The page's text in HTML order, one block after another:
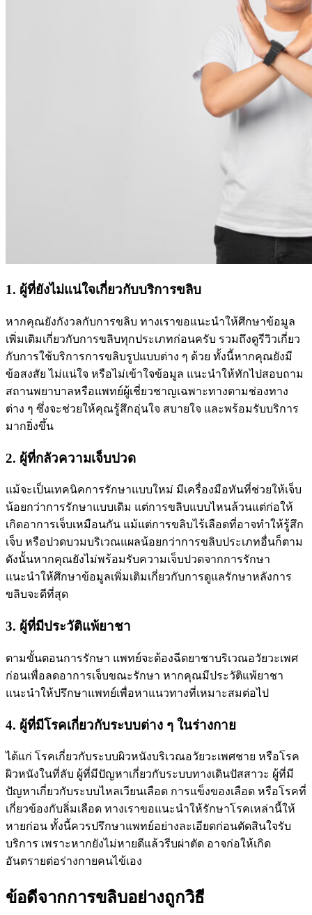
1. ผู้ที่ยังไม่แน่ใจเกี่ยวกับบริการขลิบ
หากคุณยังกังวลกับการขลิบ ทางเราขอแนะนำให้ศึกษาข้อมูล
เพิ่มเติมเกี่ยวกับการขลิบทุกประเภทก่อนครับ รวมถึงดูรีวิวเกี่ยว
กับการใช้บริการการขลิบรูปแบบต่าง ๆ ด้วย ทั้งนี้หากคุณยังมี
ข้อสงสัย ไม่แน่ใจ หรือไม่เข้าใจข้อมูล แนะนำให้ทักไปสอบถาม
สถานพยาบาลหรือแพทย์ผู้เชี่ยวชาญเฉพาะทางตามช่องทาง
ต่าง ๆ ซึ่งจะช่วยให้คุณรู้สึกอุ่นใจ สบายใจ และพร้อมรับบริการ
มากยิ่งขึ้น
2. ผู้ที่กลัวความเจ็บปวด
แม้จะเป็นเทคนิคการรักษาแบบใหม่ มีเครื่องมือทันที่ช่วยให้เจ็บ
น้อยกว่าการรักษาแบบเดิม แต่การขลิบแบบไหนล้วนแต่ก่อให้
เกิดอาการเจ็บเหมือนกัน แม้แต่การขลิบไร้เลือดที่อาจทำให้รู้สึก
เจ็บ หรือปวดบวมบริเวณแผลน้อยกว่าการขลิบประเภทอื่นก็ตาม
ดังนั้นหากคุณยังไม่พร้อมรับความเจ็บปวดจากการรักษา
แนะนำให้ศึกษาข้อมูลเพิ่มเติมเกี่ยวกับการดูแลรักษาหลังการ
ขลิบจะดีที่สุด
3. ผู้ที่มีประวัติแพ้ยาชา
ตามขั้นตอนการรักษา แพทย์จะต้องฉีดยาชาบริเวณอวัยวะเพศ
ก่อนเพื่อลดอาการเจ็บขณะรักษา หากคุณมีประวัติแพ้ยาชา
แนะนำให้ปรึกษาแพทย์เพื่อหาแนวทางที่เหมาะสมต่อไป
4. ผู้ที่มีโรคเกี่ยวกับระบบต่าง ๆ ในร่างกาย
ได้แก่ โรคเกี่ยวกับระบบผิวหนังบริเวณอวัยวะเพศชาย หรือโรค
ผิวหนังในที่ลับ ผู้ที่มีปัญหาเกี่ยวกับระบบทางเดินปัสสาวะ ผู้ที่มี
ปัญหาเกี่ยวกับระบบไหลเวียนเลือด การแข็งของเลือด หรือโรคที่
เกี่ยวข้องกับลิ่มเลือด ทางเราขอแนะนำให้รักษาโรคเหล่านี้ให้
หายก่อน ทั้งนี้ควรปรึกษาแพทย์อย่างละเอียดก่อนตัดสินใจรับ
บริการ เพราะหากยังไม่หายดีแล้วรีบผ่าตัด อาจก่อให้เกิด
อันตรายต่อร่างกายคนไข้เอง
ข้อดีจากการขลิบอย่างถูกวิธี